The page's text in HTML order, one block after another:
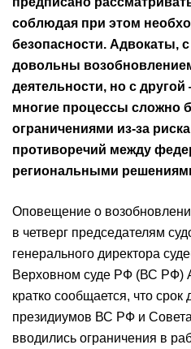
соблюдая при этом
безопасности. Адвокаты,
довольны
деятельности, но с
многие процессы сложно
ограничениями из-за
противоречий между
региональными
Оповещение о
в четверг председателям
генерального директора
Верховном суде РФ (ВС РФ)
кратко сообщается, что
президиумов ВС РФ и
вводились ограничения в